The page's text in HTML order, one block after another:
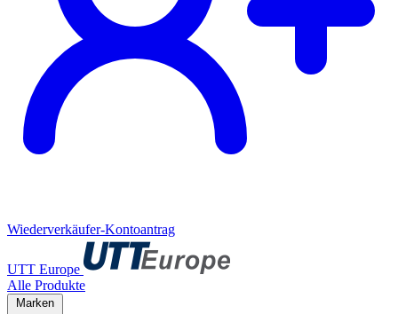
Wiederverkäufer-Kontoantrag
UTT Europe
Alle Produkte
Marken